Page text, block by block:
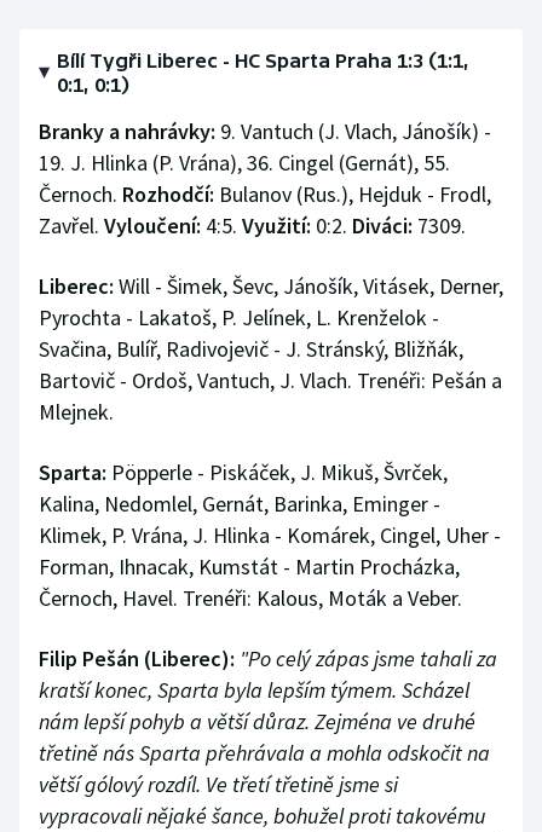
Bílí Tygři Liberec - HC Sparta Praha 1:3 (1:1,
0:1, 0:1)
Branky a nahrávky: 9. Vantuch (J. Vlach, Jánošík) -
19. J. Hlinka (P. Vrána), 36. Cingel (Gernát), 55.
Černoch. Rozhodčí: Bulanov (Rus.), Hejduk - Frodl,
Zavřel. Vyloučení: 4:5. Využití: 0:2. Diváci: 7309.
Liberec: Will - Šimek, Ševc, Jánošík, Vitásek, Derner,
Pyrochta - Lakatoš, P. Jelínek, L. Krenželok -
Svačina, Bulíř, Radivojevič - J. Stránský, Bližňák,
Bartovič - Ordoš, Vantuch, J. Vlach. Trenéři: Pešán a
Mlejnek.
Sparta: Pöpperle - Piskáček, J. Mikuš, Švrček,
Kalina, Nedomlel, Gernát, Barinka, Eminger -
Klimek, P. Vrána, J. Hlinka - Komárek, Cingel, Uher -
Forman, Ihnacak, Kumstát - Martin Procházka,
Černoch, Havel. Trenéři: Kalous, Moták a Veber.
Filip Pešán (Liberec): "Po celý zápas jsme tahali za
kratší konec, Sparta byla lepším týmem. Scházel
nám lepší pohyb a větší důraz. Zejména ve druhé
třetině nás Sparta přehrávala a mohla odskočit na
větší gólový rozdíl. Ve třetí třetině jsme si
vypracovali nějaké šance, bohužel proti takovému